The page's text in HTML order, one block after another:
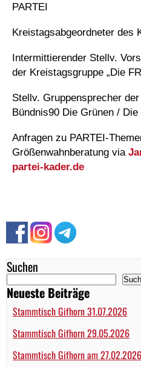
Suchen
Neueste Beiträge
Stammtisch Gifhorn 31.07.2026
Stammtisch Gifhorn 29.05.2026
Stammtisch Gifhorn am 27.02.2026
PARTEI
Kreistagsabgeordneter des
Intermittierender Stellv.
der Kreistagsgruppe „Die
Stellv. Gruppensprecher
Bündnis90 Die Grünen / Die
Anfragen zu PARTEI-
Größenwahnberatung via
partei-kader.de